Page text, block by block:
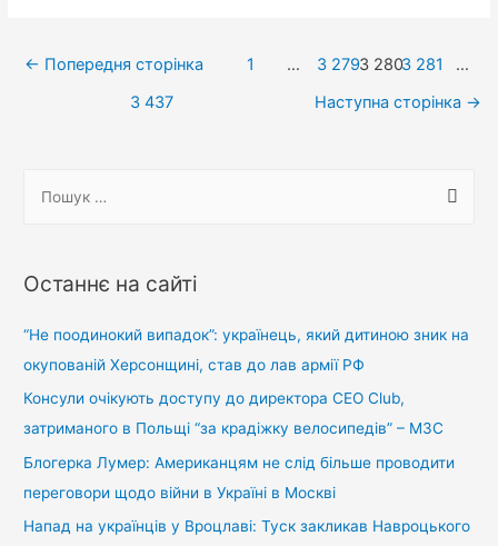
Навігація
← Попередня сторінка 1 … 3 2793 2803 281
…
3 437
Наступна сторінка →
у
:
Останнє на сайті
“Не поодинокий випадок”: українець, який дитиною зник на
окупованій Херсонщині, став до лав армії РФ
Консули очікують доступу до директора CEO Club,
затриманого в Польщі “за крадіжку велосипедів” – МЗС
Блогерка Лумер: Американцям не слід більше проводити
переговори щодо війни в Україні в Москві
Напад на українців у Вроцлаві: Туск закликав Навроцького